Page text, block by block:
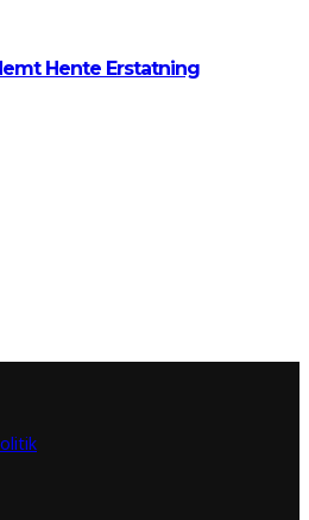
Hente Erstatning